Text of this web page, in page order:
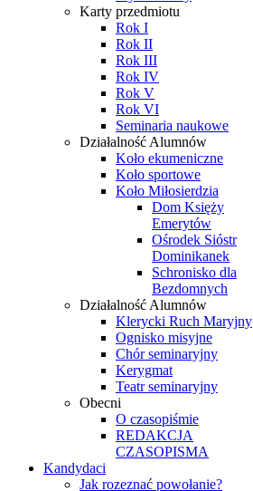
Karty przedmiotu
Rok I
Rok II
Rok III
Rok IV
Rok V
Rok VI
Seminaria naukowe
Działalność Alumnów
Koło ekumeniczne
Koło sportowe
Koło Miłosierdzia
Dom Księży
Emerytów
Ośrodek Sióstr
Dominikanek
Schronisko dla
Bezdomnych
Działalność Alumnów
Klerycki Ruch Maryjny
Ognisko misyjne
Chór seminaryjny
Kerygmat
Teatr seminaryjny
Obecni
O czasopiśmie
REDAKCJA
CZASOPISMA
Kandydaci
Jak rozeznać powołanie?